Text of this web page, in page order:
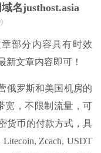
名justhost.asia
章部分内容具有时效
新文章内容即可！
俄罗斯和美国机房的
宽，不限制流量，可
货币的付款方式，具
Zcach, USDT